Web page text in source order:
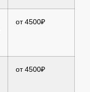
от 4500₽
от 4500₽